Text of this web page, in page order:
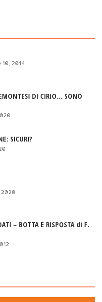
2014
DI CIRIO... SONO
SICURI?
2020
– BOTTA E RISPOSTA di F.